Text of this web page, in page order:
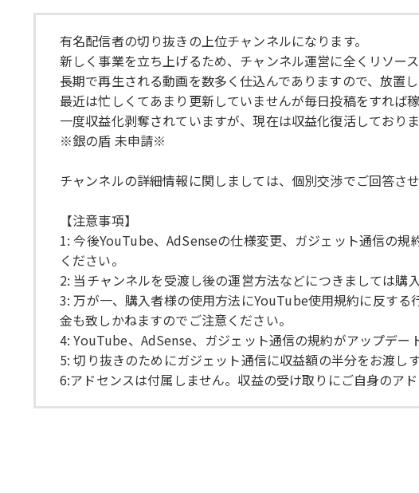
有名配信者の切り抜きの上位チャンネルになります。
新しく事業を立ち上げるため、チャンネル運営に全くリソー
長期で再生される動画を数多く仕込んでありますので、放置
最近は忙しくてあまり更新していませんが毎日投稿をすれば
一度収益化剥奪されていますが、現在は収益化復活しておりま
※銀の盾 未申請※
チャンネルの詳細情報に関しましては、個別交渉でご回答させ
【注意事項】
1: 今後YouTube、AdSenseの仕様変更、ガジェット通信の
ください。
2: 当チャンネルを受渡し後の運営方法などにつきましては購
3: 万が一、購入者様の使用方法にYouTube使用規約に反す
金も致しかねますのでご注意ください。
4: YouTube、AdSense、ガジェット通信の規約がアップデー
5: 切り抜きのためにガジェット通信に収益額の半分をお渡し
6:アドセンスは付属しません。収益の受け取りにご自身のア